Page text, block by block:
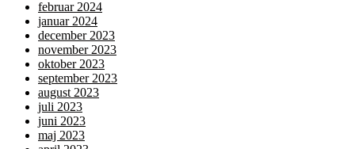
februar 2024
januar 2024
december 2023
november 2023
oktober 2023
september 2023
august 2023
juli 2023
juni 2023
maj 2023